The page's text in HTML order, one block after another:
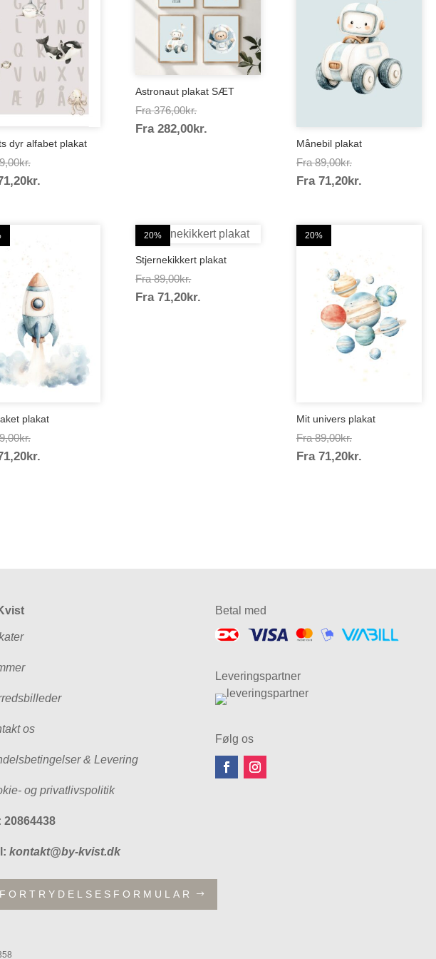
dyr alfabet plakat
kr.Prisinterval:
89,00kr.
kr.Prisinterval:
Astronaut plakat SÆT
Fra 376,00kr.Prisinterval:
376,00kr.
Fra 282,00kr.
Månebil plakat
Fra 89,00kr.Prisinterval:
89,00kr.
Fra 71,20kr.Prisinterval:
plakat
kr.Prisinterval:
89,00kr.
kr.Prisinterval:
20%
Stjernekikkert plakat
Fra 89,00kr.Prisinterval:
89,00kr.
Fra 71,20kr.
20%
Mit univers plakat
Fra 89,00kr.Prisinterval:
89,00kr.
Fra 71,20kr.Prisinterval:
os
& Levering
og privatlivspolitik
20864438
kontakt@by-kvist.dk
FORTRYDELSESFORMULAR
Betal med
Leveringspartner
Følg os